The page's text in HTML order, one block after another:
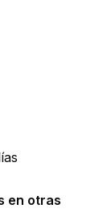
en otras